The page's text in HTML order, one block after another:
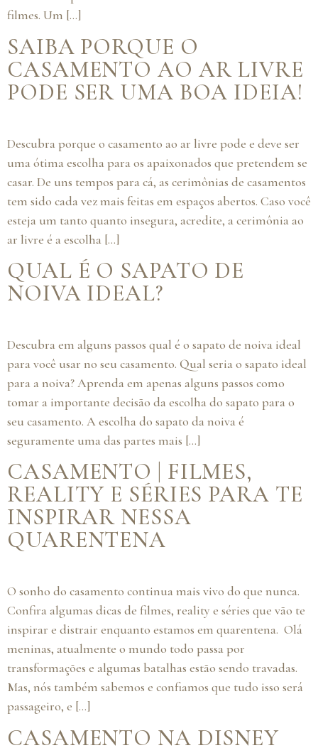
filmes. Um […]
SAIBA PORQUE O
CASAMENTO AO AR LIVRE
PODE SER UMA BOA IDEIA!
Descubra porque o casamento ao ar livre pode e deve ser
uma ótima escolha para os apaixonados que pretendem se
casar. De uns tempos para cá, as cerimônias de casamentos
tem sido cada vez mais feitas em espaços abertos. Caso você
esteja um tanto quanto insegura, acredite, a cerimônia ao
ar livre é a escolha […]
QUAL É O SAPATO DE
NOIVA IDEAL?
Descubra em alguns passos qual é o sapato de noiva ideal
para você usar no seu casamento. Qual seria o sapato ideal
para a noiva? Aprenda em apenas alguns passos como
tomar a importante decisão da escolha do sapato para o
seu casamento. A escolha do sapato da noiva é
seguramente uma das partes mais […]
CASAMENTO | FILMES,
REALITY E SÉRIES PARA TE
INSPIRAR NESSA
QUARENTENA
O sonho do casamento continua mais vivo do que nunca.
Confira algumas dicas de filmes, reality e séries que vão te
inspirar e distrair enquanto estamos em quarentena. Olá
meninas, atualmente o mundo todo passa por
transformações e algumas batalhas estão sendo travadas.
Mas, nós também sabemos e confiamos que tudo isso será
passageiro, e […]
CASAMENTO NA DISNEY